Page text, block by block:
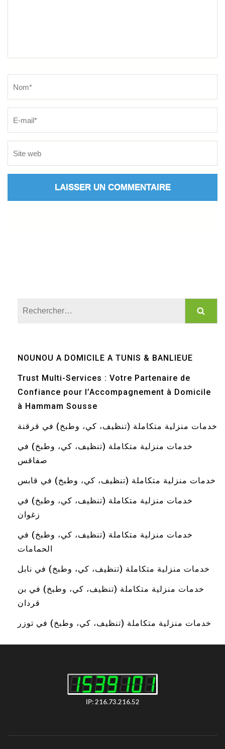
NOUNOU A DOMICILE A TUNIS & BANLIEUE
Trust Multi-Services : Votre Partenaire de
Confiance pour l’Accompagnement à Domicile
à Hammam Sousse
خدمات منزلية متكاملة (تنظيف، كي، وطبخ) في قرقنة
خدمات منزلية متكاملة (تنظيف، كي، وطبخ) في
صفاقس
خدمات منزلية متكاملة (تنظيف، كي، وطبخ) في قابس
خدمات منزلية متكاملة (تنظيف، كي، وطبخ) في
زغوان
خدمات منزلية متكاملة (تنظيف، كي، وطبخ) في
الحمامات
خدمات منزلية متكاملة (تنظيف، كي، وطبخ) في نابل
خدمات منزلية متكاملة (تنظيف، كي، وطبخ) في بن
قردان
خدمات منزلية متكاملة (تنظيف، كي، وطبخ) في توزر
IP: 216.73.216.52